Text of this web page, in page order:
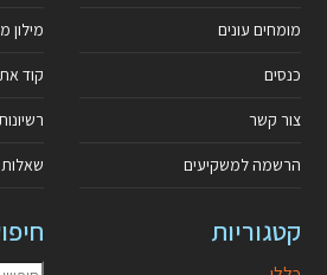
מומחים עונים
כנסים
צור קשר
הרשמה למשקיעים
מילון
קוד
שאלות
קטגוריות